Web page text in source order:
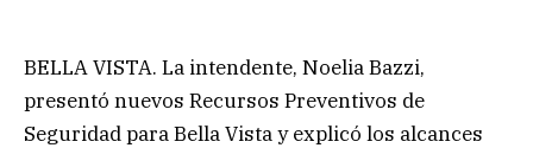
BELLA VISTA. La intendente, Noelia Bazzi,
presentó nuevos Recursos Preventivos de
Seguridad para Bella Vista y explicó los alcances